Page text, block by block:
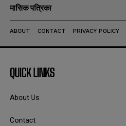
मासिक पत्रिका
ABOUT CONTACT PRIVACY POLICY
QUICK LINKS
About Us
Contact